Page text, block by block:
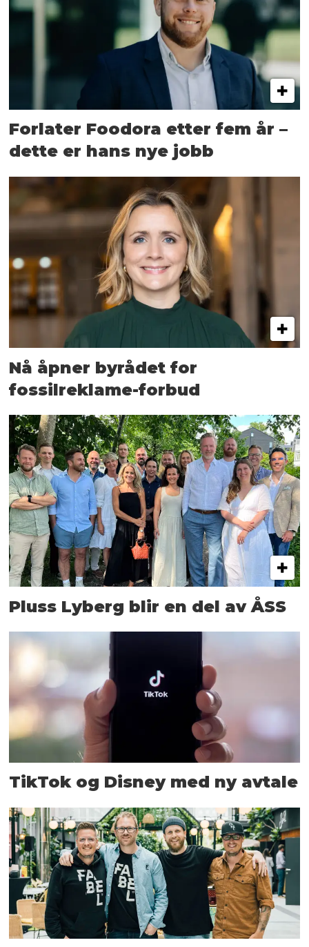
Forlater Foodora etter fem år –
dette er hans nye jobb
Nå åpner byrådet for
fossilreklame-forbud
Pluss Lyberg blir en del av ÅSS
TikTok og Disney med ny avtale